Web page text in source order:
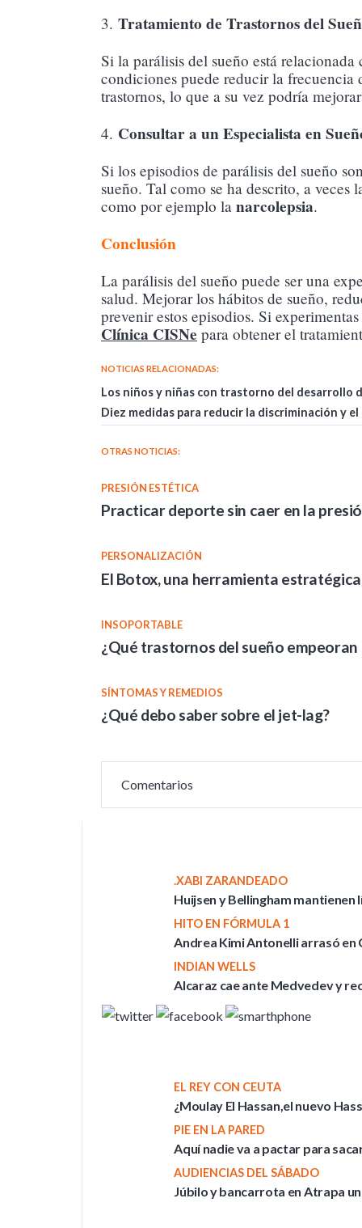
3. Tratamiento de Trastornos del
Si la parálisis del sueño está
condiciones puede reducir la frecuencia
trastornos, lo que a su vez podría
4. Consultar a un Especialista en
Si los episodios de parálisis del sueño
sueño. Tal como se ha descrito, a veces
como por ejemplo la narcolepsia.
Conclusión
La parálisis del sueño puede ser una
salud. Mejorar los hábitos de sueño,
prevenir estos episodios. Si
Clínica CISNe para obtener el
NOTICIAS RELACIONADAS:
Los niños y niñas con trastorno del desarrollo
Diez medidas para reducir la discriminación y
OTRAS NOTICIAS:
PRESIÓN ESTÉTICA
Practicar deporte sin caer en la
PERSONALIZACIÓN
El Botox, una herramienta
INSOPORTABLE
¿Qué trastornos del sueño empeoran
SÍNTOMAS Y REMEDIOS
¿Qué debo saber sobre el jet-lag?
Comentarios
.XABI ZARANDEADO
Huijsen y Bellingham
HITO EN FÓRMULA 1
Andrea Kimi Antonelli arrasó en
INDIAN WELLS
Alcaraz cae ante Medvedev y
EL REY CON CEUTA
¿Moulay El Hassan,el nuevo
PIE EN LA PARED
Aquí nadie va a pactar para
AUDIENCIAS DEL SÁBADO
Júbilo y bancarrota en Atrapa